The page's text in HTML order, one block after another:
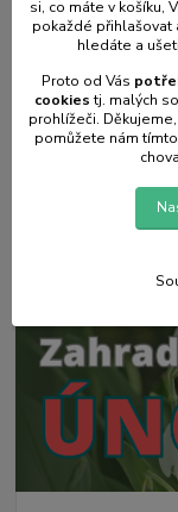
Zahradní
si, co máte v košíku,
pokaždé přihlašovat
hledáte a
Proto od Vás
cookiestj. malých
prohlížeči.
pomůžete nám